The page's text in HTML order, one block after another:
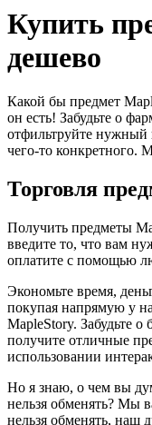
Купить
дешево
Какой бы предмет
он есть! Забудьте о
отфильтруйте нужный
чего-то конкретного.
Торговля
Получить предметы
введите то, что вам
оплатите с помощью
Экономьте время,
покупая напрямую у
MapleStory. Забудьте
получите отличные
использовании
Но я знаю, о чем вы
нельзя обменять? Мы
нельзя обменять, наш